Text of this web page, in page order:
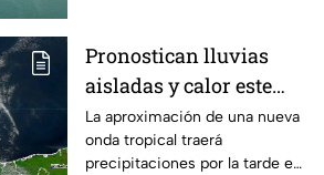
Pronostican lluvias
aisladas y calor este
inicio de semana en
Oaxaca
La aproximación de una nueva
onda tropical traerá
precipitaciones por la tarde en